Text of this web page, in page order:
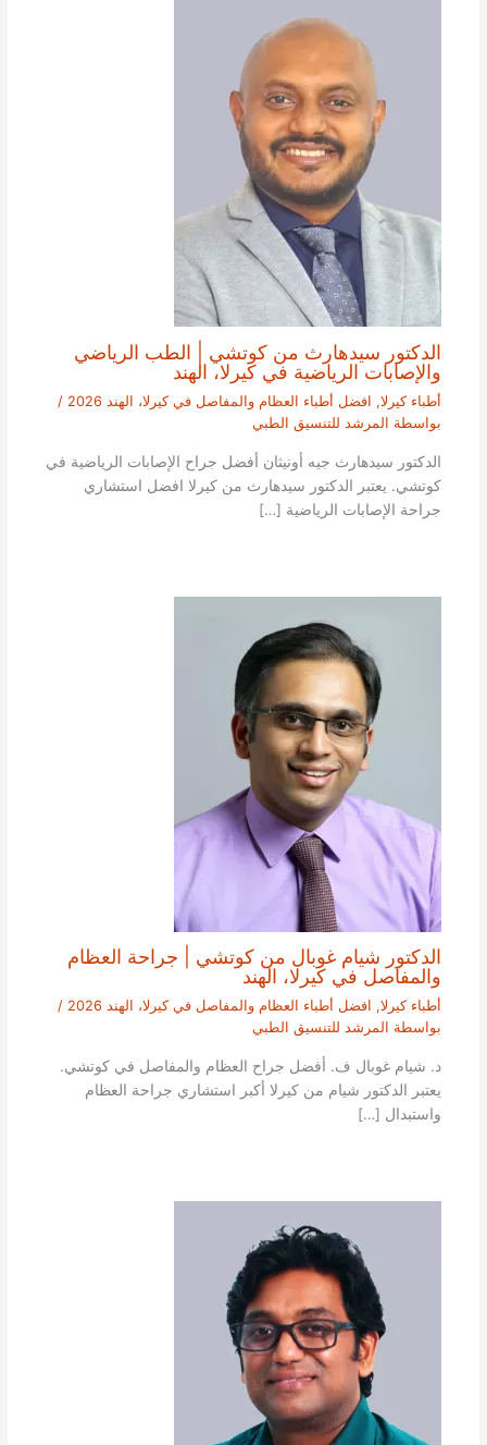
الدكتور سيدهارث من كوتشي | الطب الرياضي
والإصابات الرياضية في كيرلا، الهند
أطباء كيرلا, افضل أطباء العظام والمفاصل في كيرلا، الهند 2026
/
بواسطة المرشد للتنسيق الطبي
الدكتور سيدهارث جيه أونيثان أفضل جراح الإصابات الرياضية في
كوتشي. يعتبر الدكتور سيدهارث من كيرلا افضل استشاري
جراحة الإصابات الرياضية […]
الدكتور شيام غوبال من كوتشي | جراحة العظام
والمفاصل في كيرلا، الهند
أطباء كيرلا, افضل أطباء العظام والمفاصل في كيرلا، الهند 2026
/
بواسطة المرشد للتنسيق الطبي
د. شيام غوبال ف. أفضل جراح العظام والمفاصل في كوتشي.
يعتبر الدكتور شيام من كيرلا أكبر استشاري جراحة العظام
واستبدال […]